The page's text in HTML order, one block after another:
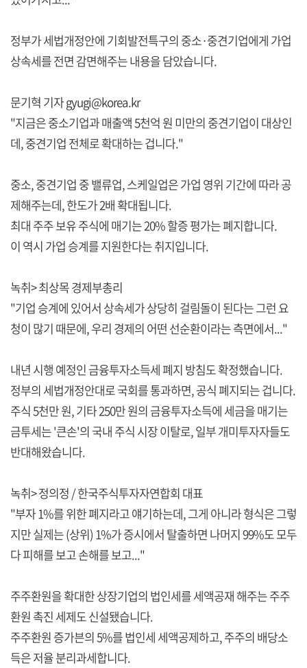
정부가 세법개정안에 기회발전특구의 중소·중견기업에게 가업
상속세를 전면 감면해주는 내용을 담았습니다.
문기혁 기자 gyugi@korea.kr
"지금은 중소기업과 매출액 5천억 원 미만의 중견기업이 대상인
데, 중견기업 전체로 확대하는 겁니다."
중소, 중견기업 중 밸류업, 스케일업은 가업 영위 기간에 따라 공
제해주는데, 한도가 2배 확대됩니다.
최대 주주 보유 주식에 매기는 20% 할증 평가는 폐지합니다.
이 역시 가업 승계를 지원한다는 취지입니다.
녹취> 최상목 경제부총리
"기업 승계에 있어서 상속세가 상당히 걸림돌이 된다는 그런 요
청이 많기 때문에, 우리 경제의 어떤 선순환이라는 측면에서..."
내년 시행 예정인 금융투자소득세 폐지 방침도 확정했습니다.
정부의 세법개정안대로 국회를 통과하면, 공식 폐지되는 겁니다.
주식 5천만 원, 기타 250만 원의 금융투자소득에 세금을 매기는
금투세는 '큰손'의 국내 주식 시장 이탈로, 일부 개미투자자들도
반대해왔습니다.
녹취> 정의정 / 한국주식투자자연합회 대표
"부자 1%를 위한 폐지라고 얘기하는데, 그게 아니라 형식은 그렇
지만 실제는 (상위) 1%가 증시에서 탈출하면 나머지 99%도 모두
다 피해를 보고 손해를 보고..."
주주환원을 확대한 상장기업의 법인세를 세액공재 해주는 주주
환원 촉진 세제도 신설됐습니다.
주주환원 증가븐의 5%를 법인세 세액공제하고, 주주의 배당소
득은 저율 분리과세합니다.